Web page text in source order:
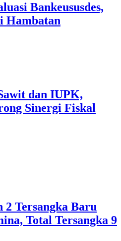
Bankeususdes,
Hambatan
dan IUPK,
Sinergi Fiskal
2 Tersangka Baru
Total Tersangka 9